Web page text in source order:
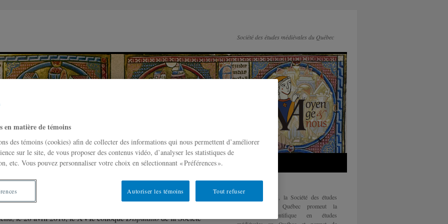
Société des études médiévales du Québec
Disputatio Devenir membre Nous joindre
le 28 avril 2018, le XVIe colloqueDisputatiode la Société
Fondée en 1985, la Société des études
médiévales du Québec promeut la
recherche scientifique en études
en matière de témoins
des témoins (cookies) afin de collecter des informations qui nous permettent d’améliorer
sur le site, de vous proposer des contenus vidéo, d’analyser les statistiques de
etc. Vous pouvez personnaliser votre choix en sélectionnant « Préférences ».
Tout refuser
Autoriser les témoins